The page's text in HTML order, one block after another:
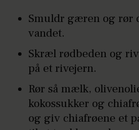
Smuldr gæren og rør
vandet.
Skræl rødbeden og
på et rivejern.
Rør så mælk,
kokossukker og
og giv chiafrøene et